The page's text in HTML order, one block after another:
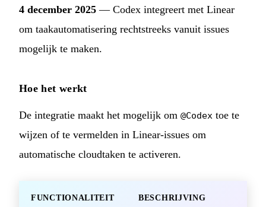
4 december 2025 — Codex integreert met Linear
om taakautomatisering rechtstreeks vanuit issues
mogelijk te maken.
Hoe het werkt
De integratie maakt het mogelijk om @Codex toe te
wijzen of te vermelden in Linear-issues om
automatische cloudtaken te activeren.
FUNCTIONALITEIT BESCHRIJVING